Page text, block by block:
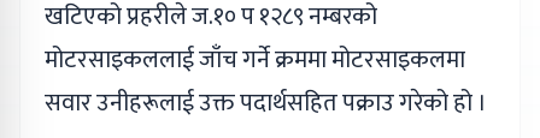
खटिएको प्रहरीले ज.१० प १२८९ नम्बरको
मोटरसाइकललाई जाँच गर्ने क्रममा मोटरसाइकलमा
सवार उनीहरूलाई उक्त पदार्थसहित पक्राउ गरेको हो ।